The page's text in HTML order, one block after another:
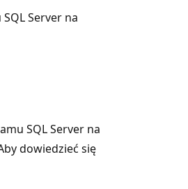
Server na
SQL Server na
dowiedzieć się